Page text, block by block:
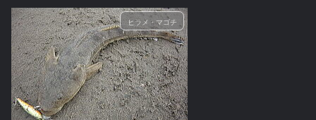
ヒラメ・マゴチ